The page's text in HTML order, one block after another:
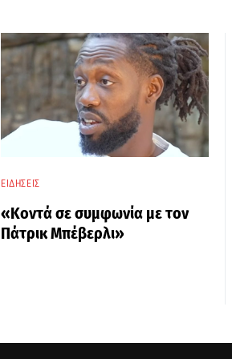
ΕΙΔΉΣΕΙΣ
«Κοντά σε συμφωνία με τον
Πάτρικ Μπέβερλι»